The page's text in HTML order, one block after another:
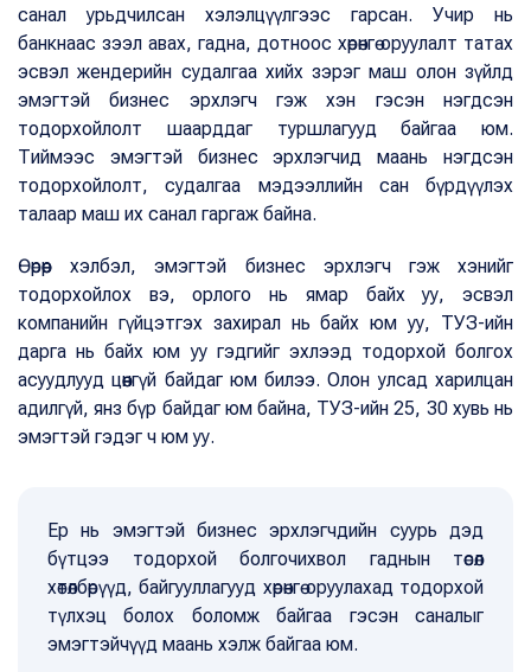
санал урьдчилсан хэлэлцүүлгээс гарсан. Учир нь
банкнаас зээл авах, гадна, дотноос хөрөнгө оруулалт татах
эсвэл жендерийн судалгаа хийх зэрэг маш олон зүйлд
эмэгтэй бизнес эрхлэгч гэж хэн гэсэн нэгдсэн
тодорхойлолт шаарддаг туршлагууд байгаа юм.
Тиймээс эмэгтэй бизнес эрхлэгчид маань нэгдсэн
тодорхойлолт, судалгаа мэдээллийн сан бүрдүүлэх
талаар маш их санал гаргаж байна.
Өөрөөр хэлбэл, эмэгтэй бизнес эрхлэгч гэж хэнийг
тодорхойлох вэ, орлого нь ямар байх уу, эсвэл
компанийн гүйцэтгэх захирал нь байх юм уу, ТУЗ-ийн
дарга нь байх юм уу гэдгийг эхлээд тодорхой болгох
асуудлууд цөөнгүй байдаг юм билээ. Олон улсад харилцан
адилгүй, янз бүр байдаг юм байна, ТУЗ-ийн 25, 30 хувь нь
эмэгтэй гэдэг ч юм уу.
Ер нь эмэгтэй бизнес эрхлэгчдийн суурь дэд
бүтцээ тодорхой болгочихвол гаднын төсөл
хөтөлбөрүүд, байгууллагууд хөрөнгө оруулахад тодорхой
түлхэц болох боломж байгаа гэсэн саналыг
эмэгтэйчүүд маань хэлж байгаа юм.